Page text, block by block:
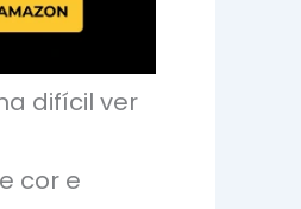
difícil ver
cor e